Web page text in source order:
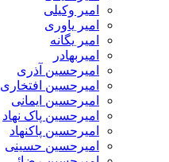
امیر وکیلی
امیر یاوری
امیر یگانه
امیربهادر
امیرحسین آذری
امیرحسین افتخاری
امیرحسین ایمانی
امیرحسین پاک نهاد
امیرحسین پاکنهاد
امیرحسین حسینی